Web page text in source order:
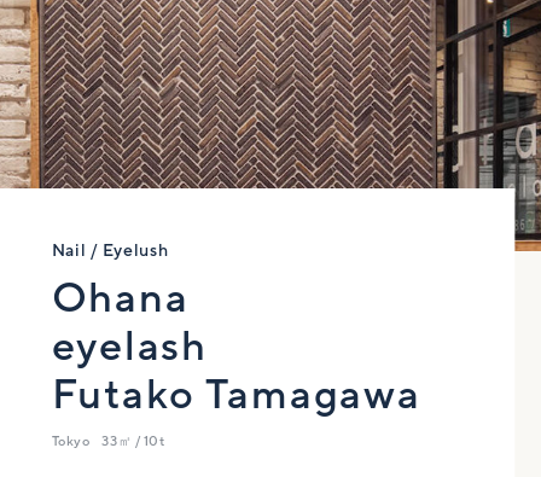
Nail / Eyelush
Ohana
eyelash
Futako Tamagawa
Tokyo 33㎡ / 10t